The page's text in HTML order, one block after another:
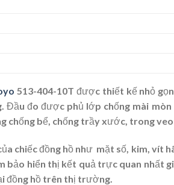
513-404-10T được thiết kế nhỏ
Đầu đo được phủ lớp chống mài
chống bể, chống trầy xước, trong
chiếc đồng hồ như mặt số, kim, vít
bảo hiển thị kết quả trực quan nhất
đồng hồ trên thị trường.